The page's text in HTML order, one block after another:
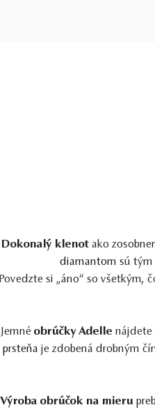
Dokonalý klenot ako
diamantom sú tým
Povedzte si „áno“ so všetkým,
Jemné obrúčky Adelle nájdete
prsteňa je zdobená drobným
Výroba obrúčok na mieru